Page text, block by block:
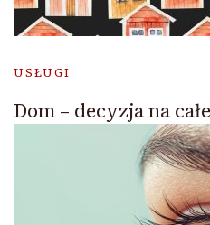
USŁUGI
Dom – decyzja na